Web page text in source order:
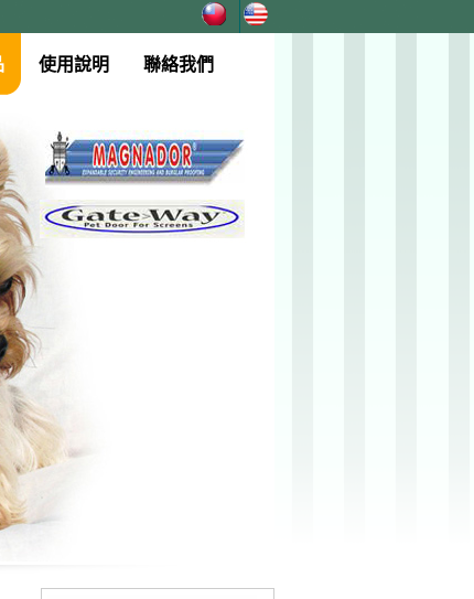
使用說明 聯絡我們